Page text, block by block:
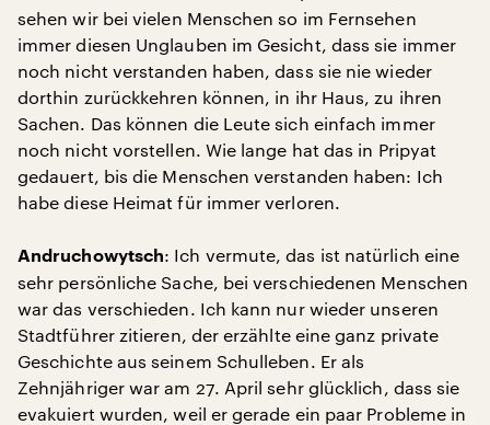
sehen wir bei vielen Menschen so im Fernsehen
immer diesen Unglauben im Gesicht, dass sie immer
noch nicht verstanden haben, dass sie nie wieder
dorthin zurückkehren können, in ihr Haus, zu ihren
Sachen. Das können die Leute sich einfach immer
noch nicht vorstellen. Wie lange hat das in Pripyat
gedauert, bis die Menschen verstanden haben: Ich
habe diese Heimat für immer verloren.
Andruchowytsch: Ich vermute, das ist natürlich eine
sehr persönliche Sache, bei verschiedenen Menschen
war das verschieden. Ich kann nur wieder unseren
Stadtführer zitieren, der erzählte eine ganz private
Geschichte aus seinem Schulleben. Er als
Zehnjähriger war am 27. April sehr glücklich, dass sie
evakuiert wurden, weil er gerade ein paar Probleme in